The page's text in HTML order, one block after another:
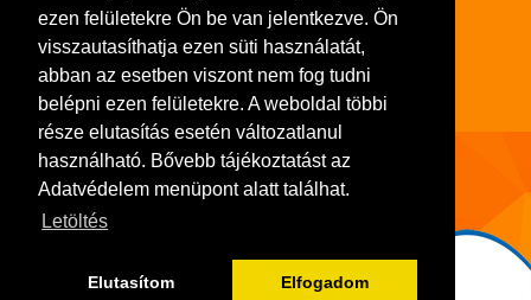
ezen felületekre Ön be van jelentkezve. Ön
visszautasíthatja ezen süti használatát,
abban az esetben viszont nem fog tudni
belépni ezen felületekre. A weboldal többi
része elutasítás esetén változatlanul
használható. Bővebb tájékoztatást az
Adatvédelem menüpont alatt találhat.
Letöltés
Elutasítom Elfogadom